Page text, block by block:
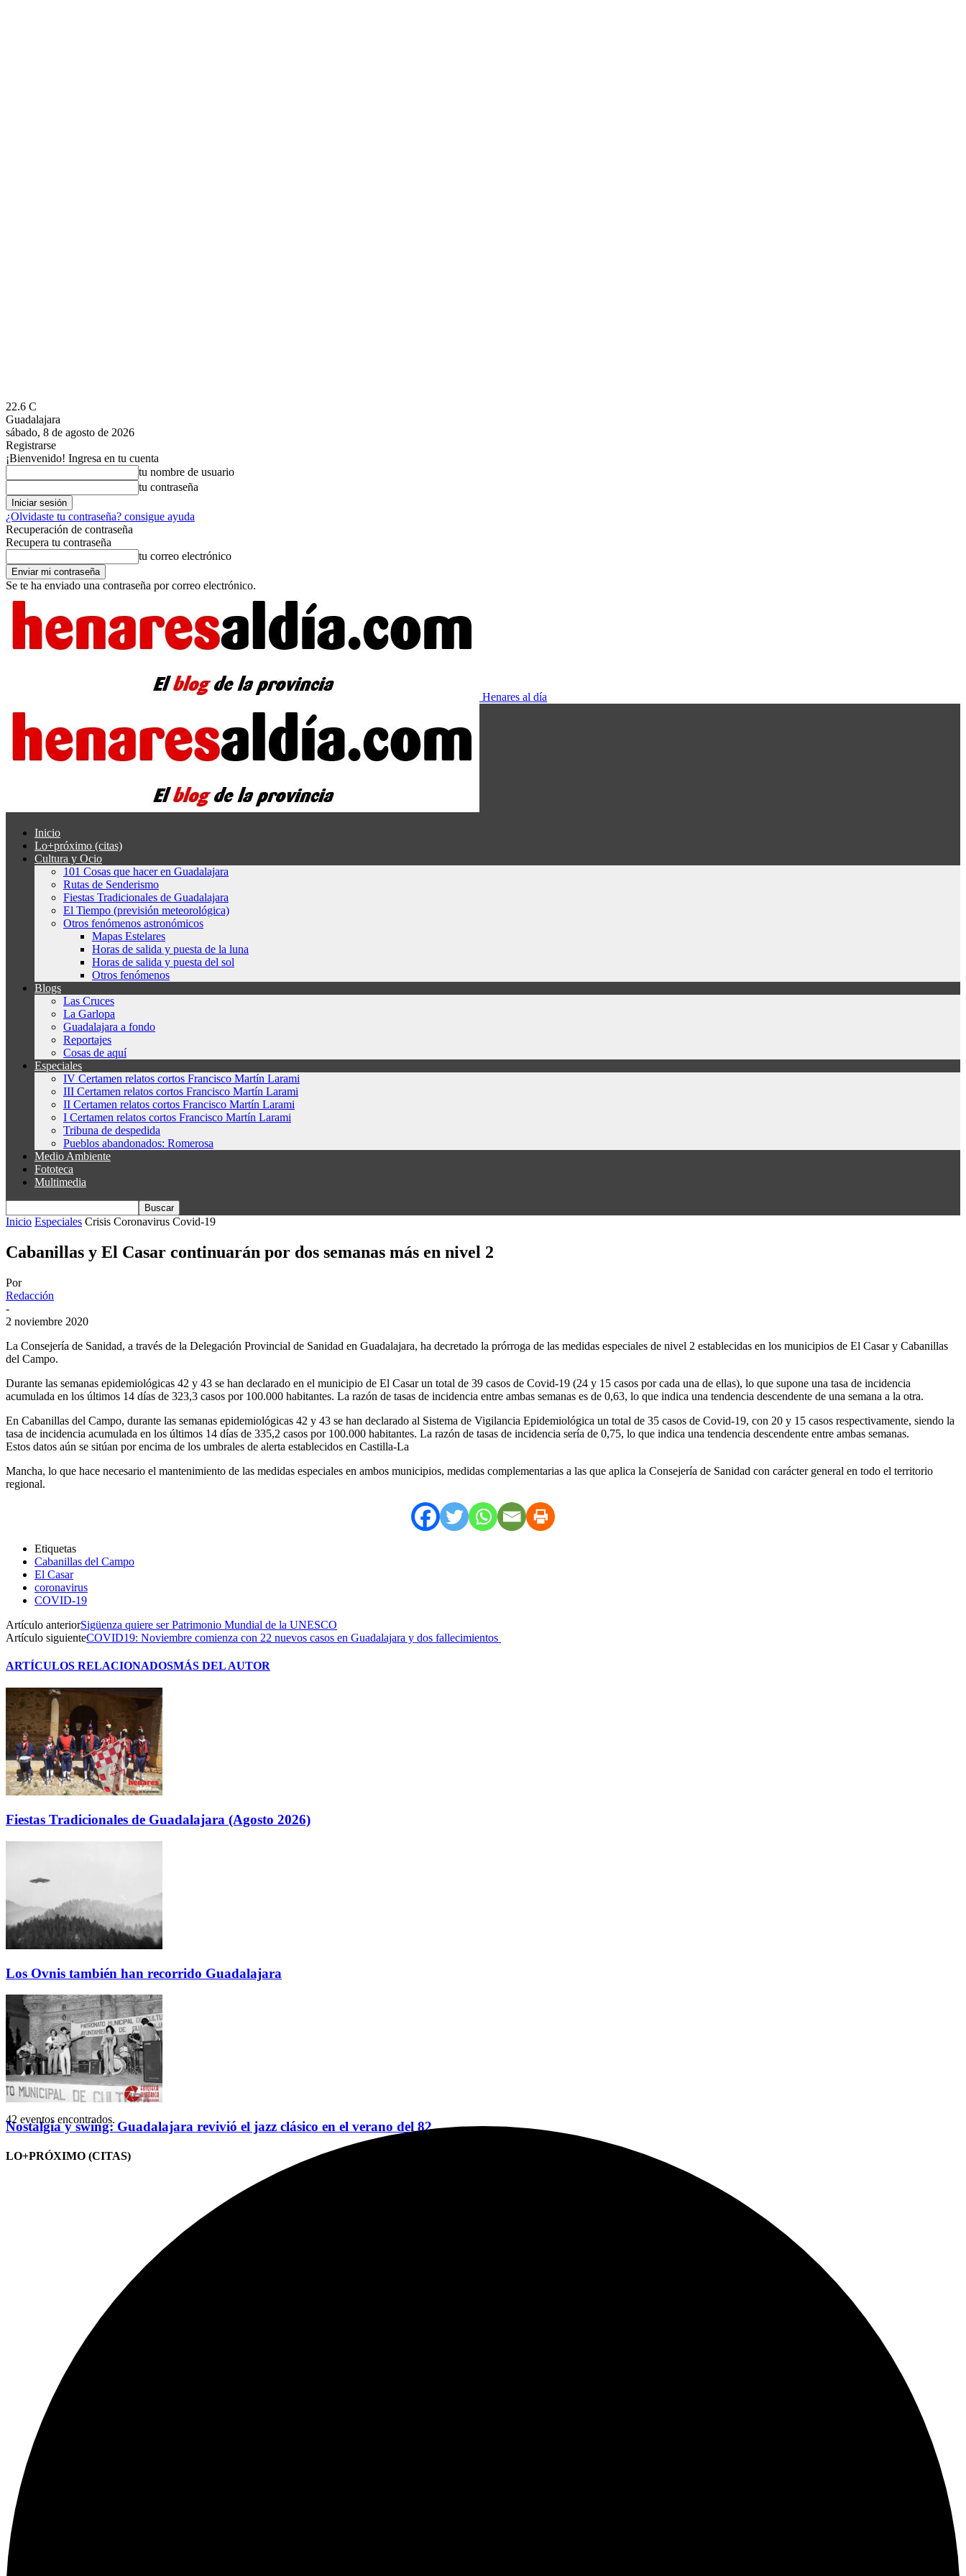
22.6 C
Guadalajara
sábado, 8 de agosto de 2026
Registrarse
¡Bienvenido! Ingresa en tu cuenta
tu nombre de usuario
tu contraseña
¿Olvidaste tu contraseña? consigue ayuda
Recuperación de contraseña
Recupera tu contraseña
tu correo electrónico
Se te ha enviado una contraseña por correo electrónico.
Henares al día
Inicio
Lo+próximo (citas)
Cultura y Ocio
101 Cosas que hacer en Guadalajara
Rutas de Senderismo
Fiestas Tradicionales de Guadalajara
El Tiempo (previsión meteorológica)
Otros fenómenos astronómicos
Mapas Estelares
Horas de salida y puesta de la luna
Horas de salida y puesta del sol
Otros fenómenos
Blogs
Las Cruces
La Garlopa
Guadalajara a fondo
Reportajes
Cosas de aquí
Especiales
IV Certamen relatos cortos Francisco Martín Larami
III Certamen relatos cortos Francisco Martín Larami
II Certamen relatos cortos Francisco Martín Larami
I Certamen relatos cortos Francisco Martín Larami
Tribuna de despedida
Pueblos abandonados: Romerosa
Medio Ambiente
Fototeca
Multimedia
Inicio Especiales Crisis Coronavirus Covid-19
Cabanillas y El Casar continuarán por dos semanas más en nivel 2
Por
Redacción
-
2 noviembre 2020
La Consejería de Sanidad, a través de la Delegación Provincial de Sanidad en Guadalajara, ha decretado la prórroga de las medidas especiales de nivel 2 establecidas en los municipios de El Casar y Cabanillas
del Campo.
Durante las semanas epidemiológicas 42 y 43 se han declarado en el municipio de El Casar un total de 39 casos de Covid-19 (24 y 15 casos por cada una de ellas), lo que supone una tasa de incidencia
acumulada en los últimos 14 días de 323,3 casos por 100.000 habitantes. La razón de tasas de incidencia entre ambas semanas es de 0,63, lo que indica una tendencia descendente de una semana a la otra.
En Cabanillas del Campo, durante las semanas epidemiológicas 42 y 43 se han declarado al Sistema de Vigilancia Epidemiológica un total de 35 casos de Covid-19, con 20 y 15 casos respectivamente, siendo la
tasa de incidencia acumulada en los últimos 14 días de 335,2 casos por 100.000 habitantes. La razón de tasas de incidencia sería de 0,75, lo que indica una tendencia descendente entre ambas semanas.
Estos datos aún se sitúan por encima de los umbrales de alerta establecidos en Castilla-La
Mancha, lo que hace necesario el mantenimiento de las medidas especiales en ambos municipios, medidas complementarias a las que aplica la Consejería de Sanidad con carácter general en todo el territorio
regional.
Etiquetas
Cabanillas del Campo
El Casar
coronavirus
COVID-19
Artículo anteriorSigüenza quiere ser Patrimonio Mundial de la UNESCO
Artículo siguienteCOVID19: Noviembre comienza con 22 nuevos casos en Guadalajara y dos fallecimientos
ARTÍCULOS RELACIONADOSMÁS DEL AUTOR
Fiestas Tradicionales de Guadalajara (Agosto 2026)
Los Ovnis también han recorrido Guadalajara
Nostalgia y swing: Guadalajara revivió el jazz clásico en el verano del 82
LO+PRÓXIMO (CITAS)
42 eventos encontrados.